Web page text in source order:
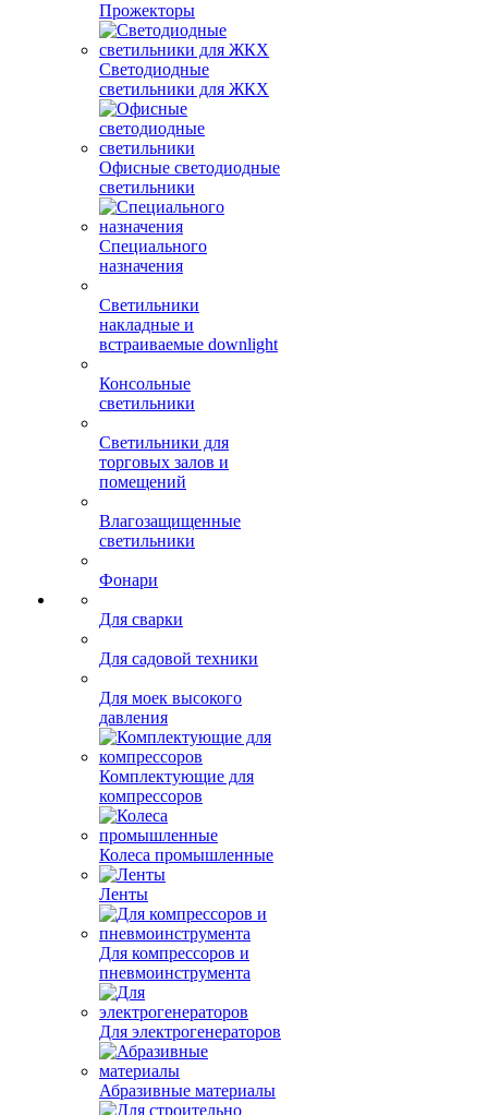
Прожекторы
Светодиодные
светильники для ЖКХ
Офисные светодиодные
светильники
Специального
назначения
Светильники
встраиваемые downlight
Консольные
светильники
Светильники для
помещений
Влагозащищенные
светильники
Фонари
Для сварки
Для садовой техники
Для моек высокого
давления
Комплектующие для
компрессоров
Колеса промышленные
Ленты
Для компрессоров и
пневмоинструмента
Для электрогенераторов